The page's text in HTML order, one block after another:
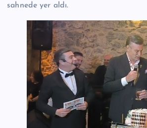
sahnede yer aldı.